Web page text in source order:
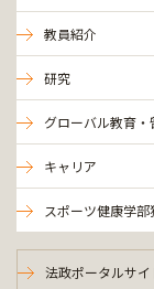
教員紹介
研究
グローバル教育・
キャリア
スポーツ健康学
法政ポータルサイ